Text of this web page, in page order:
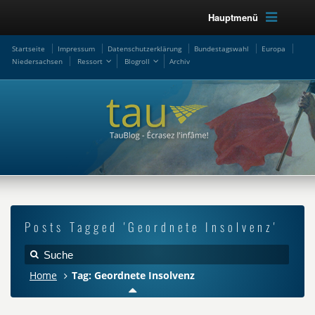
Hauptmenü
Startseite Impressum Datenschutzerklärung Bundestagswahl
Europa
Niedersachsen
Ressort Blogroll Archiv
Posts Tagged 'Geordnete Insolvenz'
Home Tag: Geordnete Insolvenz